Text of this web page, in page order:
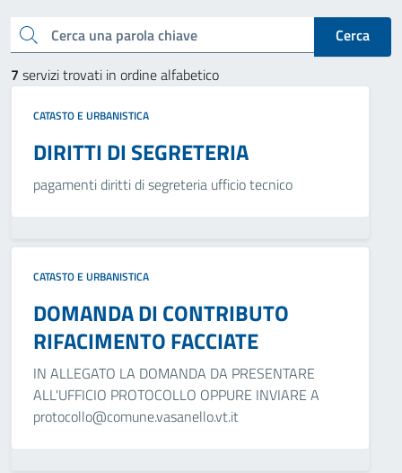
Cerca una parola chiave
Cerca
7 servizi trovati in ordine alfabetico
CATASTO E URBANISTICA
DIRITTI DI SEGRETERIA
pagamenti diritti di segreteria ufficio tecnico
CATASTO E URBANISTICA
DOMANDA DI CONTRIBUTO
RIFACIMENTO FACCIATE
IN ALLEGATO LA DOMANDA DA PRESENTARE
ALL'UFFICIO PROTOCOLLO OPPURE INVIARE A
protocollo@comune.vasanello.vt.it